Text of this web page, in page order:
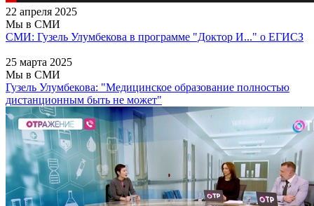
22 апреля 2025
Мы в СМИ
СМИ: Гузель Улумбекова в программе "Доктор И..." о ЕГИСЗ
25 марта 2025
Мы в СМИ
Гузель Улумбекова: "Медицинское образование полностью
дистанционным быть не может"